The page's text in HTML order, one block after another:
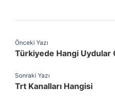
Önceki Yazı
Türkiyede Hangi Uydular
Sonraki Yazı
Trt Kanalları Hangisi